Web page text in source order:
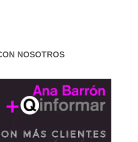
NOSOTROS